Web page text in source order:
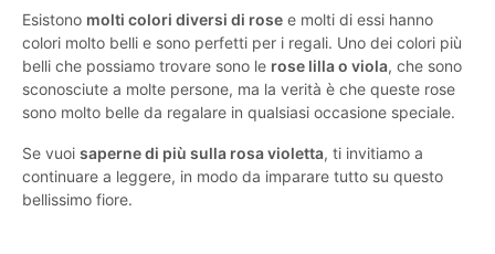
Esistono molti colori diversi di rose e molti di essi hanno
colori molto belli e sono perfetti per i regali. Uno dei colori più
belli che possiamo trovare sono le rose lilla o viola, che sono
sconosciute a molte persone, ma la verità è che queste rose
sono molto belle da regalare in qualsiasi occasione speciale.
Se vuoi saperne di più sulla rosa violetta, ti invitiamo a
continuare a leggere, in modo da imparare tutto su questo
bellissimo fiore.